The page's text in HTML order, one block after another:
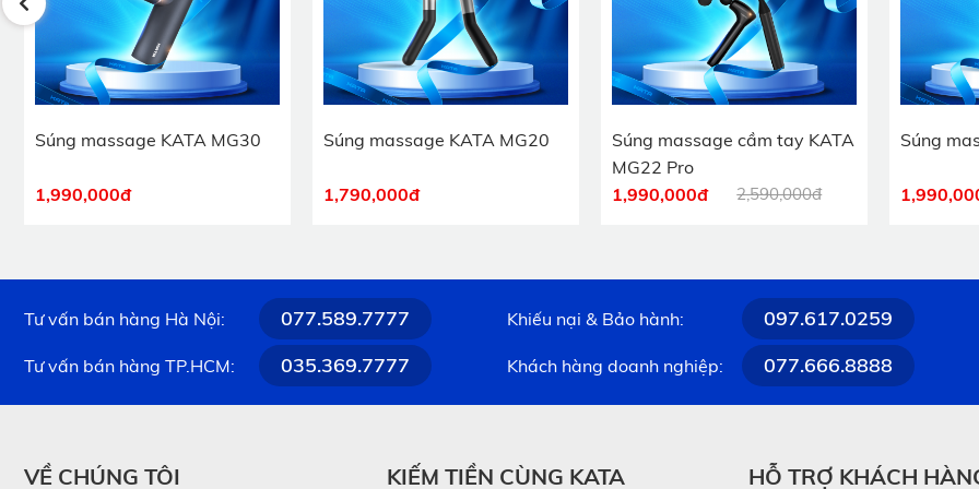
Súng massage KATA MG30
1,990,000đ
Súng massage KATA MG20
1,790,000đ
Súng massage cầm tay KATA
MG22 Pro
1,990,000đ 2,590,000đ
Súng
Tư vấn bán hàng Hà Nội: 077.589.7777
Tư vấn bán hàng TP.HCM: 035.369.7777
Khiếu nại & Bảo hành: 097.617.0259
Khách hàng doanh nghiệp: 077.666.8888
VỀ CHÚNG TÔI KIẾM TIỀN CÙNG KATA HỖ TRỢ KHÁCH